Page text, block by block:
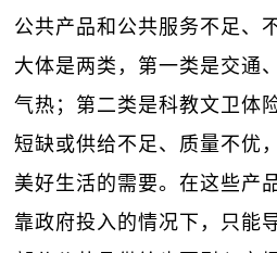
公共产品和公共服务不足、
大体是两类，第一类是交通
气热；第二类是科教文卫体
短缺或供给不足、质量不优
美好生活的需要。在这些产
靠政府投入的情况下，只能